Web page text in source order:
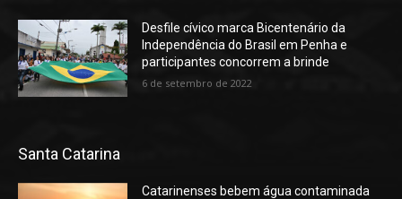
Desfile cívico marca Bicentenário da
Independência do Brasil em Penha e
participantes concorrem a brinde
6 de setembro de 2022
Santa Catarina
Catarinenses bebem água contaminada